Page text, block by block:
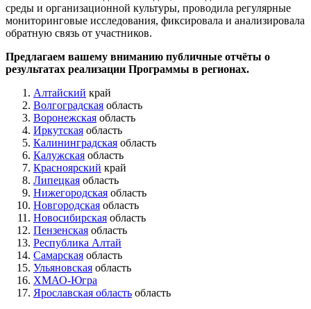
среды и организационной культуры, проводила регулярные
мониторинговые исследования, фиксировала и анализировала
обратную связь от участников.
Предлагаем вашему вниманию публичные отчёты о
результатах реализации Программы в регионах.
Алтайский край
Волгоградская область
Воронежская область
Иркутская область
Калининградская область
Калужская область
Красноярский край
Липецкая область
Нижегородская область
Новгородская область
Новосибирская область
Пензенская область
Республика Алтай
Самарская область
Ульяновская область
ХМАО-Югра
Ярославская область область